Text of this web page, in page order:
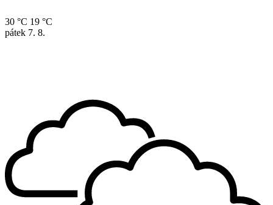
30 °C 19 °C
pátek 7. 8.